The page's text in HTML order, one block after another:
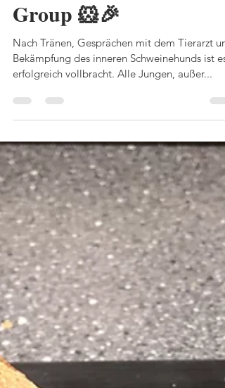
💕 Meerschweinchen
Kinderzimmer & Girls
Group 🐹🎉
Nach Tränen, Gesprächen mit dem Tierarzt
Bekämpfung des inneren Schweinehunds ist es